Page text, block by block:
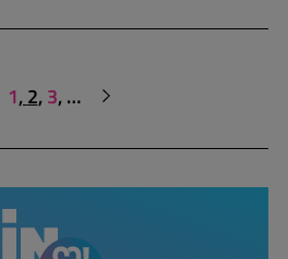
1 2 3 … nächste